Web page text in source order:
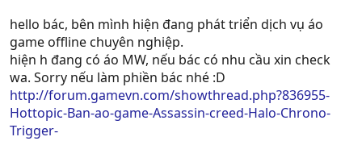
hello bác, bên mình hiện đang phát triển dịch vụ áo
game offline chuyên nghiệp.
hiện h đang có áo MW, nếu bác có nhu cầu xin check
wa. Sorry nếu làm phiền bác nhé :D
http://forum.gamevn.com/showthread.php?836955-
Hottopic-Ban-ao-game-Assassin-creed-Halo-Chrono-
Trigger-